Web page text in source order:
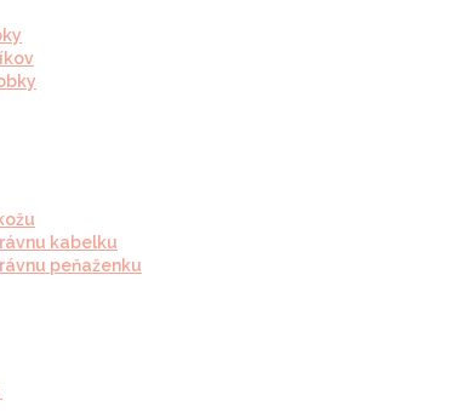
kabelku
peňaženku